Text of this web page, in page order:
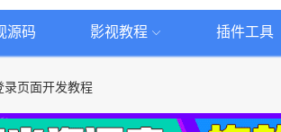
源码 影视教程 插件工具
录页面开发教程